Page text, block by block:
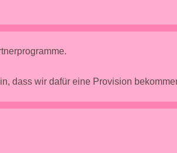
dass wir dafür eine Provision